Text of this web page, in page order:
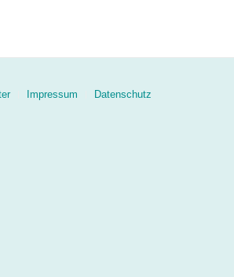
Impressum Datenschutz